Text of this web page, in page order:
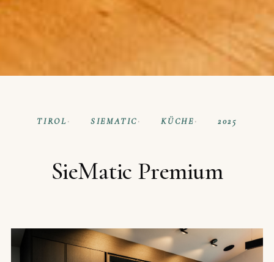
TIROL SIEMATIC KÜCHE 2025
SieMatic Premium